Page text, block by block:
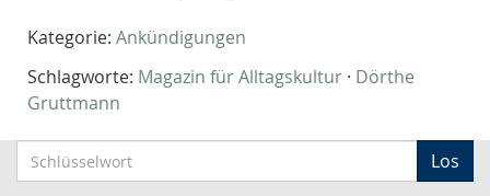
Kategorie: Ankündigungen
Schlagworte: Magazin für Alltagskultur · Dörthe
Gruttmann
c
Los